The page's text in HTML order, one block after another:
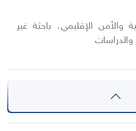
الإقليمي، باحثة غير